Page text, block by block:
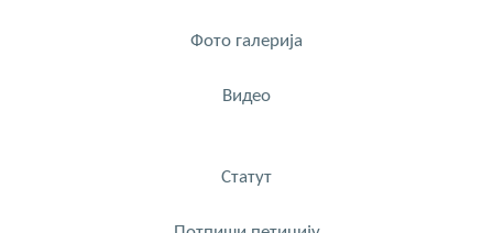
Фото галерија
Видео
Статут